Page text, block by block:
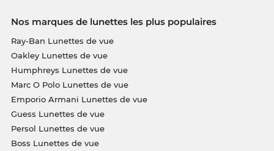
Nos marques de lunettes les plus populaires
Ray-Ban Lunettes de vue
Oakley Lunettes de vue
Humphreys Lunettes de vue
Marc O Polo Lunettes de vue
Emporio Armani Lunettes de vue
Guess Lunettes de vue
Persol Lunettes de vue
Boss Lunettes de vue